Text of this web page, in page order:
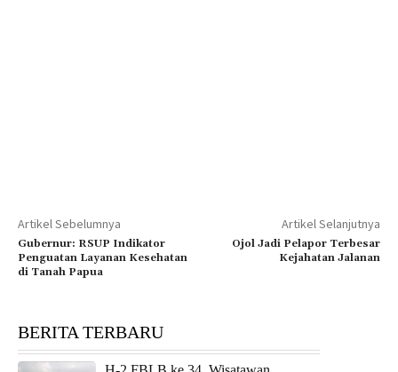
Artikel Sebelumnya
Gubernur: RSUP Indikator
Penguatan Layanan Kesehatan
di Tanah Papua
Artikel Selanjutnya
Ojol Jadi Pelapor Terbesar
Kejahatan Jalanan
BERITA TERBARU